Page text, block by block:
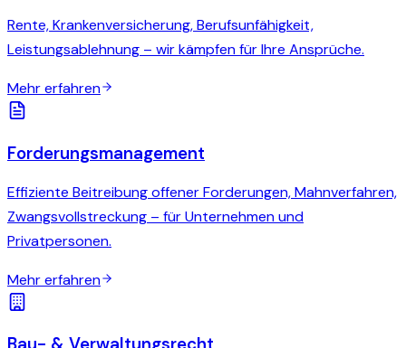
Rente, Krankenversicherung, Berufsunfähigkeit,
Leistungsablehnung – wir kämpfen für Ihre Ansprüche.
Mehr erfahren
Forderungsmanagement
Effiziente Beitreibung offener Forderungen, Mahnverfahren,
Zwangsvollstreckung – für Unternehmen und
Privatpersonen.
Mehr erfahren